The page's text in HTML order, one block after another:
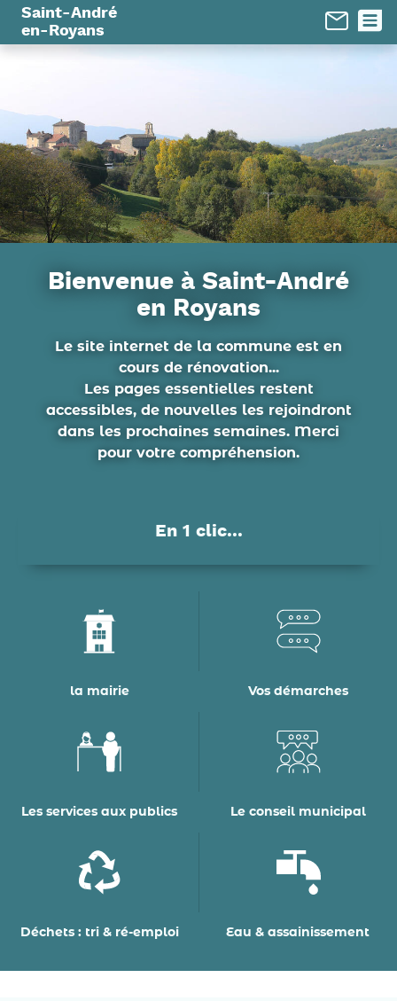
Saint-André
en-Royans
Bienvenue à Saint-André
en Royans
Le site internet de la commune est en
cours de rénovation...
Les pages essentielles restent
accessibles, de nouvelles les rejoindront
dans les prochaines semaines. Merci
pour votre compréhension.
En 1 clic...
la mairie Vos démarches
Les services aux publics Le conseil municipal
Déchets : tri & ré-emploi Eau & assainissement
Panneau de gestion des cookies